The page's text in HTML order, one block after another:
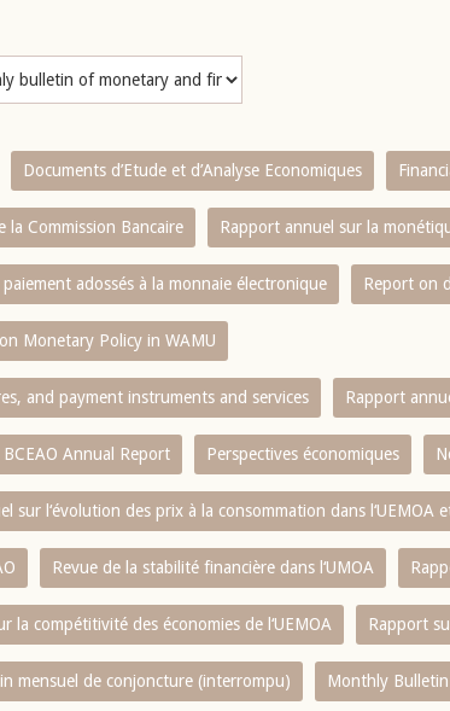
Documents d’Etude et d’Analyse Economiques
la Commission Bancaire Rapport annuel sur la
adossés à la monnaie électronique Report on
Monetary Policy in WAMU
and payment instruments and services Rapport
BCEAO Annual Report Perspectives économiques
sur l‘évolution des prix à la consommation dans l‘UEMOA
Revue de la stabilité financière dans l‘UMOA
la compétitivité des économies de l‘UEMOA Rapport
mensuel de conjoncture (interrompu) Monthly